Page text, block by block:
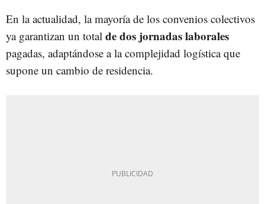
En la actualidad, la mayoría de los convenios colectivos
ya garantizan un total de dos jornadas laborales
pagadas, adaptándose a la complejidad logística que
supone un cambio de residencia.